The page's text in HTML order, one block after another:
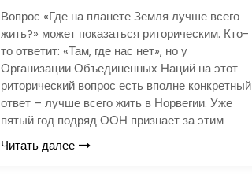
Вопрос «Где на планете Земля лучше всего
жить?» может показаться риторическим. Кто-
то ответит: «Там, где нас нет», но у
Организации Объединенных Наций на этот
риторический вопрос есть вполне конкретный
ответ – лучше всего жить в Норвегии. Уже
пятый год подряд ООН признает за этим
Читать далее